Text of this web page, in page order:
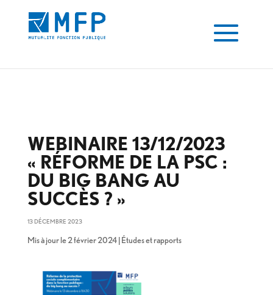
WEBINAIRE 13/12/2023
« RÉFORME DE LA PSC :
DU BIG BANG AU
SUCCÈS ? »
13 DÉCEMBRE 2023
Mis à jour le 2 février 2024|Études et rapports